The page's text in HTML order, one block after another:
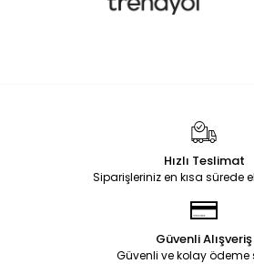
Hızlı Teslimat
Siparişleriniz en kısa sürede
Güvenli Alışveriş
Güvenli ve kolay ödeme